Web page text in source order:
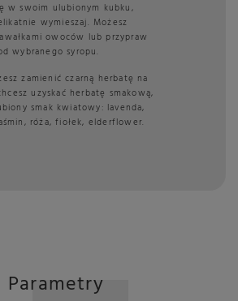
w swoim ulubionym kubku,
wymieszaj. Możesz
owoców lub przypraw
wybranego syropu.
zamienić czarną herbatę na
uzyskać herbatę smakową,
smak kwiatowy: lavenda,
róża, fiołek, elderflower.
Parametry